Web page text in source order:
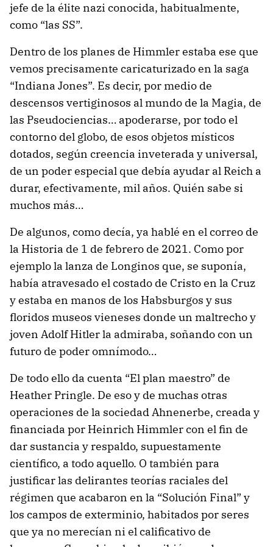
jefe de la élite nazi conocida, habitualmente,
como “las SS”.
Dentro de los planes de Himmler estaba ese que
vemos precisamente caricaturizado en la saga
“Indiana Jones”. Es decir, por medio de
descensos vertiginosos al mundo de la Magia, de
las Pseudociencias… apoderarse, por todo el
contorno del globo, de esos objetos místicos
dotados, según creencia inveterada y universal,
de un poder especial que debía ayudar al Reich a
durar, efectivamente, mil años. Quién sabe si
muchos más…
De algunos, como decía, ya hablé en el correo de
la Historia de 1 de febrero de 2021. Como por
ejemplo la lanza de Longinos que, se suponía,
había atravesado el costado de Cristo en la Cruz
y estaba en manos de los Habsburgos y sus
floridos museos vieneses donde un maltrecho y
joven Adolf Hitler la admiraba, soñando con un
futuro de poder omnímodo…
De todo ello da cuenta “El plan maestro” de
Heather Pringle. De eso y de muchas otras
operaciones de la sociedad Ahnenerbe, creada y
financiada por Heinrich Himmler con el fin de
dar sustancia y respaldo, supuestamente
científico, a todo aquello. O también para
justificar las delirantes teorías raciales del
régimen que acabaron en la “Solución Final” y
los campos de exterminio, habitados por seres
que ya no merecían ni el calificativo de